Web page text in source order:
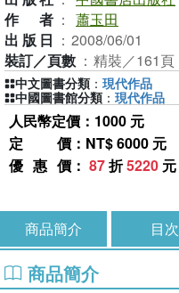
作者 ： 蕭玉田
出版日 ： 2008/06/01
裝訂／頁數 ： 精裝／161頁
人民幣定價：1000 元
定價 ：NT$ 6000 元
優惠價 ： 87折5220 元
中文圖書分類 ： 現代作品
中國圖書館分類 ： 現代作品
商品簡介 目次
商品簡介